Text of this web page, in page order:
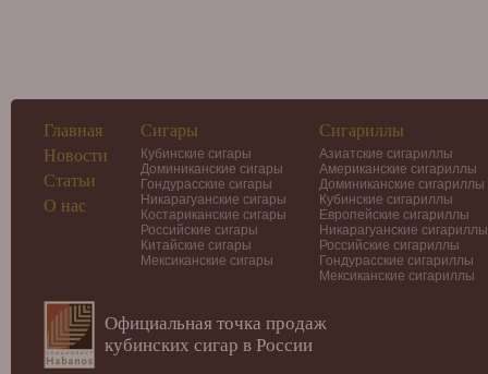
Главная
Новости
Статьи
О нас
Сигары
Кубинские сигары
Доминиканские сигары
Гондурасские сигары
Никарагуанские сигары
Костариканские сигары
Российские сигары
Китайские сигары
Мексиканские сигары
Сигариллы
Азиатские сигариллы
Американские сигариллы
Доминиканские сигариллы
Кубинские сигариллы
Европейские сигариллы
Никарагуанские сигариллы
Российские сигариллы
Гондурасские сигариллы
Мексиканские сигариллы
Официальная точка продаж
кубинских сигар в России